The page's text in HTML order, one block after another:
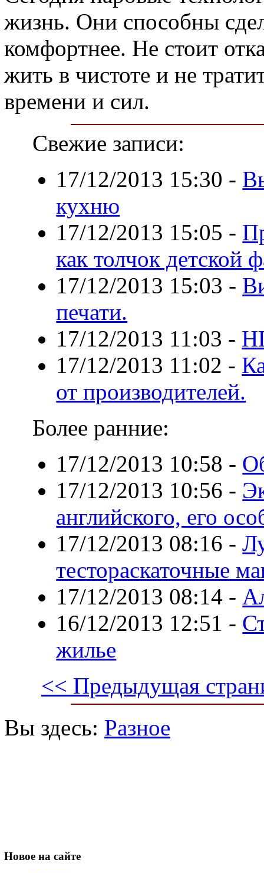
жизнь. Они способны
комфортнее. Не стоит
жить в чистоте и не
времени и сил.
Свежие записи:
17/12/2013 15:30 -
кухню
17/12/2013 15:05 -
как толчок детской
17/12/2013 15:03 -
печати.
17/12/2013 11:03 -
17/12/2013 11:02 -
от производителей.
Более ранние:
17/12/2013 10:58 -
17/12/2013 10:56 -
английского, его
17/12/2013 08:16 -
тестораскаточные
17/12/2013 08:14 -
16/12/2013 12:51 -
жилье
<< Предыдущая
Вы здесь: Разное
Новое на сайте